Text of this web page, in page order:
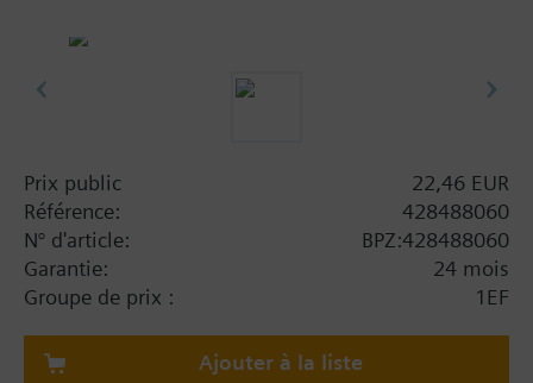
- VVF43..., VXF43..., DN 65...150 (pour les fluides <
< -5 °C)
En cas d'utilisation de vannes des conduites
V..F43... ou V..F53... avec un élément chauffant de
tige et une température de fluide inférieure à -5 °C,
le presse-étoupe de la tige doit être remplacé.
Prix public
22,46 EUR
Référence:
428488060
N° d'article:
BPZ:428488060
Garantie:
24 mois
Groupe de prix :
1EF
Ajouter à la liste